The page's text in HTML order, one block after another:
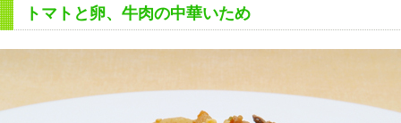
トマトと卵、牛肉の中華いため